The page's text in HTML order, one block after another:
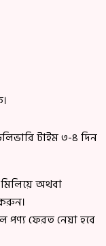
টাইম ৩-৪ দিন
অথবা
পণ্য ফেরত নেয়া হবে